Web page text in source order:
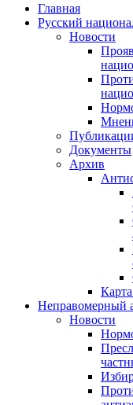
Главная
Русский
Новости
Документы
Архив
Неправомерный
Новости